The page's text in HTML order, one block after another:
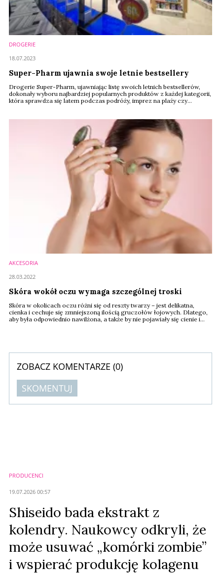
DROGERIE
Super-Pharm ujawnia swoje letnie bestsellery
Drogerie Super-Pharm, ujawniając listę swoich letnich bestsellerów,
dokonały wyboru najbardziej popularnych produktów z każdej kategorii,
która sprawdza się latem podczas podróży, imprez na plaży czy
18.07.2023
AKCESORIA
Skóra wokół oczu wymaga szczególnej troski
Skóra w okolicach oczu różni się od reszty twarzy – jest delikatna,
cienka i cechuje się zmniejszoną ilością gruczołów łojowych. Dlatego,
aby była odpowiednio nawilżona, a także by nie pojawiały się cienie i
28.03.2022
ZOBACZ KOMENTARZE (0)
SKOMENTUJ
PRODUCENCI
19.07.2026 00:57
Shiseido bada ekstrakt z
kolendry. Naukowcy odkryli, że
może usuwać „komórki zombie”
i wspierać produkcję kolagenu